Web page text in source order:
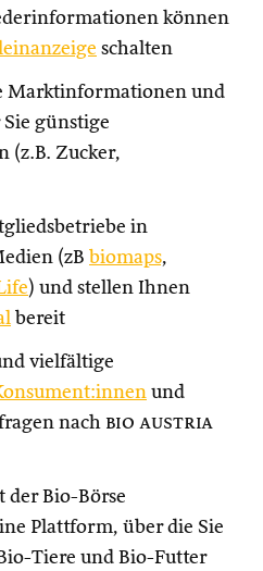
können
schalten
Marktinformationen und
günstige
(z.B. Zucker,
in
(zB biomaps,
) und stellen Ihnen
bereit
vielfältige
und
nach bio austria
Bio-Börse
Plattform, über die Sie
Tiere und Bio-Futter